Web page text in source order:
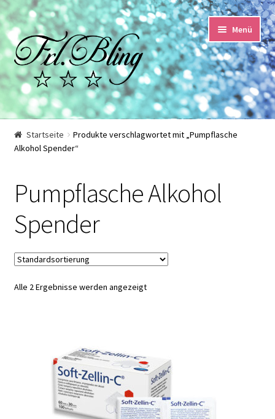
Zur
Navigation
springen
Springe
zum
Inhalt
Menü
Start
AGB und Kundeninformationen
Datenschutzerklärung
Echtheit von Bewertungen
Kasse
Produktinfos
Versandbedingungen
Vertrag widerrufen
Startseite
Produkte verschlagwortet mit „Pumpflasche
Alkohol Spender“
Pumpflasche Alkohol
Spender
Alle 2 Ergebnisse werden angezeigt